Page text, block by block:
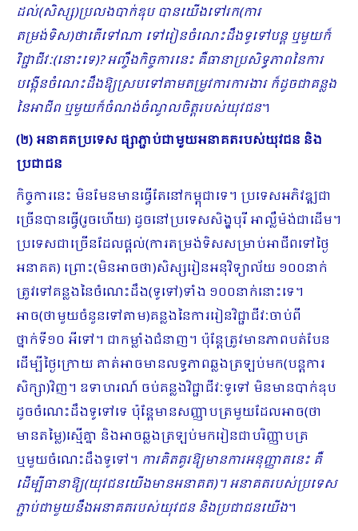
ដល់(សិស្ស)ប្រលងបាក់ឌុប បានយើងទៅរក(ការ
តម្រង់ទិស)ថាតើទៅណា ទៅរៀនចំ​ណេះដឹងទូទៅបន្ត ឬមួយក៏
វិជ្ជាជីវៈ(នោះទេ)? អញ្ចឹងកិច្ចការនេះ គឺធានាប្រសិទ្ធភាពនៃការ
បង្កើនចំណេះដឹងឱ្យស្របទៅតាមតម្រូវការការងារ ក៏ដូចជាគន្លង
នៃអាជីព ឬមួយក៏ចំណង់ចំណូលចិត្តរបស់យុវជន។
(២) អនាគតប្រទេស ផ្សាភ្ជាប់ជាមួយអនាគតរបស់យុវជន និង
ប្រជាជន
កិច្ចការនេះ មិនមែនមានធ្វើតែនៅកម្ពុជាទេ។ ប្រទេសអភិវឌ្ឍជា
ច្រើនបានធ្វើ(រួចហើយ) ដូចនៅប្រទេសសិង្ហបុរី អាល្លឺម៉ង់ជាដើម។
ប្រទេសជាច្រើនដែលផ្ដល់(ការតម្រង់ទិសសម្រាប់អាជីពទៅថ្ងៃ
អនាគត) ព្រោះ(មិនអាចថា)សិស្សរៀនអនុវិទ្យាល័យ ១០០នាក់
ត្រូវទៅគន្លងនៃចំណេះដឹង(ទូទៅ)ទាំង ១០០នាក់នោះទេ។
អាច(ថាមួយចំនួនទៅតាម)គន្លងនៃការរៀនវិជ្ជាជីវៈចាប់ពី
ថ្នាក់ទី១០ អីទៅ។ ជាកម្លាំងជំនាញ។ ប៉ុន្តែត្រូវមានភាពបត់បែន
ដើម្បីថ្ងៃក្រោយ គាត់អាចមានលទ្ធភាពឆ្លងត្រឡប់មក(បន្តការ
សិក្សា)វិញ។ ឧទាហរណ៍ ចប់គន្លងវិជ្ជាជីវៈទូទៅ មិនមានបាក់ឌុប
ដូចចំណេះដឹងទូទៅទេ ប៉ុន្តែមានសញ្ញាបត្រមួយដែលអាច(ថា
មានតម្លៃ)ស្មើគ្នា និងអាចឆ្លងត្រឡប់មករៀនជាបរិញ្ញាបត្រ
ឬមួយចំណេះដឹងទូទៅ។ ការគិតគូរឱ្យមានការអនុញ្ញាតនេះ គឺ
ដើម្បីធានាឱ្យ(យុវជនយើងមានអនាគត)។ អនាគតរបស់ប្រទេស
ភ្ជាប់ជាមួយនឹងអនាគតរបស់យុវជន និងប្រជាជនយើង។